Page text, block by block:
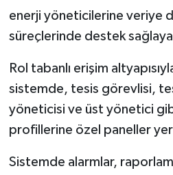
enerji yöneticilerine veriye
süreçlerinde destek
Rol tabanlı erişim
sistemde, tesis görevlisi,
yöneticisi ve üst yönetici gibi
profillerine özel paneller yer
Sistemde alarmlar,